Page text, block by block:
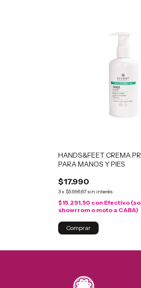
HANDS&FEET CREMA
PARA MANOS Y PIES
$17.990
3x $5.996,67 sin interés
$15.291,50 con Efectivo
showrrom o moto a CABA)